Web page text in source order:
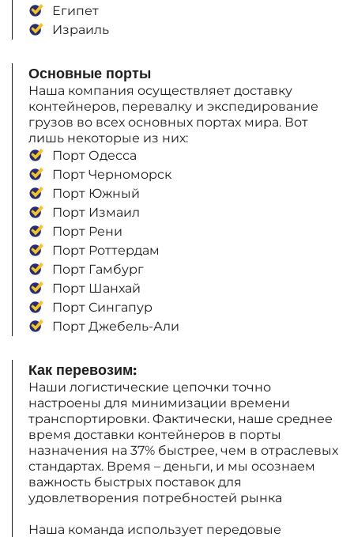
Египет
Израиль
Основные порты
Наша компания осуществляет доставку
контейнеров, перевалку и экспедирование
грузов во всех основных портах мира. Вот
лишь некоторые из них:
Порт Одесса
Порт Черноморск
Порт Южный
Порт Измаил
Порт Рени
Порт Роттердам
Порт Гамбург
Порт Шанхай
Порт Сингапур
Порт Джебель-Али
Как перевозим:
Наши логистические цепочки точно
настроены для минимизации времени
транспортировки. Фактически, наше среднее
время доставки контейнеров в порты
назначения на 37% быстрее, чем в отраслевых
стандартах. Время – деньги, и мы осознаем
важность быстрых поставок для
удовлетворения потребностей рынка
Наша команда использует передовые